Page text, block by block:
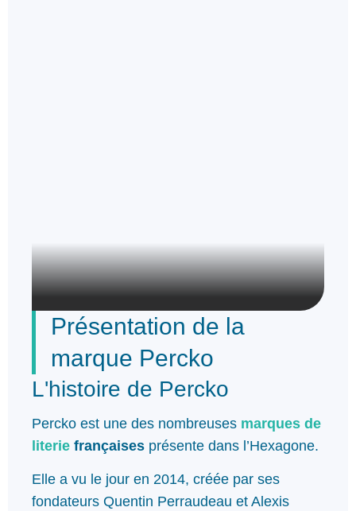
Présentation de la
marque Percko
L'histoire de Percko
Percko est une des nombreuses marques de
literie françaises présente dans l’Hexagone.
Elle a vu le jour en 2014, créée par ses
fondateurs Quentin Perraudeau et Alexis